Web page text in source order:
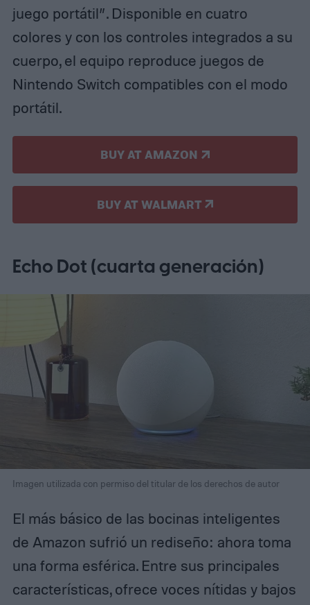
juego portátil”. Disponible en cuatro
colores y con los controles integrados a su
cuerpo, el equipo reproduce juegos de
Nintendo Switch compatibles con el modo
portátil.
BUY AT AMAZON
BUY AT WALMART
Echo Dot (cuarta generación)
Imagen utilizada con permiso del titular de los derechos de autor
El más básico de las bocinas inteligentes
de Amazon sufrió un rediseño: ahora toma
una forma esférica. Entre sus principales
características, ofrece voces nítidas y bajos